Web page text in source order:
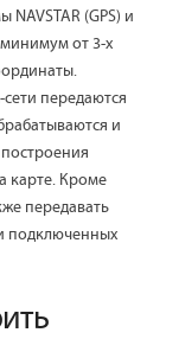
(GPS) и
от 3-х
передаются
и
карте. Кроме
передавать
подключенных